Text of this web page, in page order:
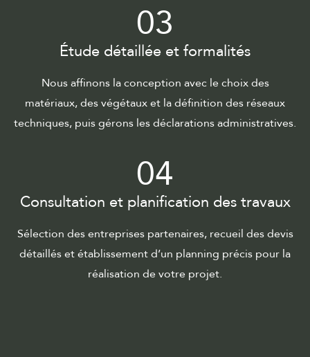
03
Étude détaillée et formalités
Nous affinons la conception avec le choix des
matériaux, des végétaux et la définition des réseaux
techniques, puis gérons les déclarations administratives.
04
Consultation et planification des travaux
Sélection des entreprises partenaires, recueil des devis
détaillés et établissement d’un planning précis pour la
réalisation de votre projet.